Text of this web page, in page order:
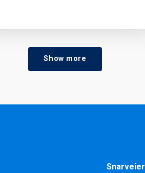
Show more
Snarveier